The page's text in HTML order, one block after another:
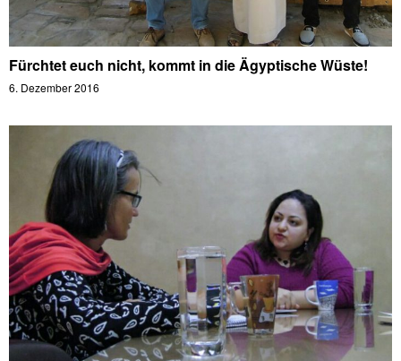
Fürchtet euch nicht, kommt in die Ägyptische Wüste!
6. Dezember 2016